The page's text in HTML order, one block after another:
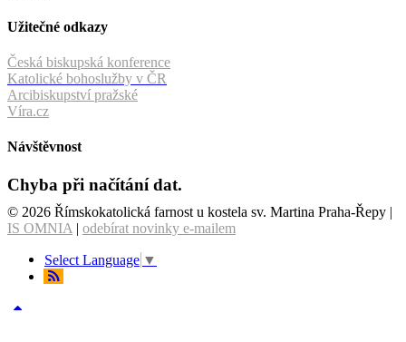
Užitečné odkazy
Česká biskupská konference
Katolické bohoslužby v ČR
Arcibiskupství pražské
Víra.cz
Návštěvnost
Chyba při načítání dat.
© 2026 Římskokatolická farnost u kostela sv. Martina Praha-Řepy |
IS OMNIA | odebírat novinky e-mailem
Select Language ▼